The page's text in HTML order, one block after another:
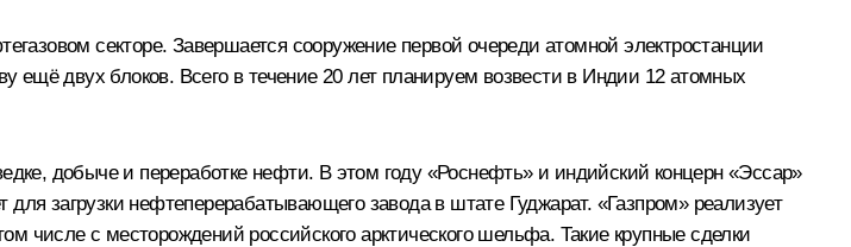
секторе. Завершается сооружение первой очереди атомной электростанции
ещё двух блоков. Всего в течение 20 лет планируем возвести в Индии 12 атомных
добыче и переработке нефти. В этом году «Роснефть» и индийский концерн «Эссар»
загрузки нефтеперерабатывающего завода в штате Гуджарат. «Газпром» реализует
числе с месторождений российского арктического шельфа. Такие крупные сделки